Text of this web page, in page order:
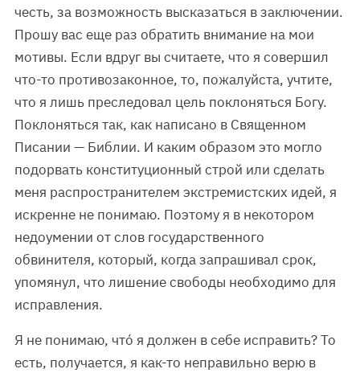
честь, за возможность высказаться в заключении.
Прошу вас еще раз обратить внимание на мои
мотивы. Если вдруг вы считаете, что я совершил
что-то противозаконное, то, пожалуйста, учтите,
что я лишь преследовал цель поклоняться Богу.
Поклоняться так, как написано в Священном
Писании — Библии. И каким образом это могло
подорвать конституционный строй или сделать
меня распространителем экстремистских идей, я
искренне не понимаю. Поэтому я в некотором
недоумении от слов государственного
обвинителя, который, когда запрашивал срок,
упомянул, что лишение свободы необходимо для
исправления.
Я не понимаю, чтó я должен в себе исправить? То
есть, получается, я как-то неправильно верю в